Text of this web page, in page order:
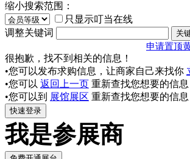
缩小搜索范围：
只显示叮当在线
调整关键词
申请置顶
很抱歉，找不到相关的信息！
•您可以发布求购信息，让商家自己来找你
•您可以 返回上一页 重新查找您想要的信息
•您可以到 展馆展区 重新查找您想要的信息
我是参展商